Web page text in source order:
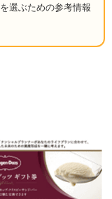
選ぶための参考情報